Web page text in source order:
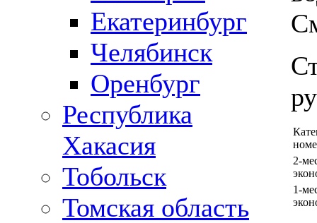
Екатеринбург
Челябинск
Оренбург
Республика
Хакасия
Тобольск
Томская область
2-
1-